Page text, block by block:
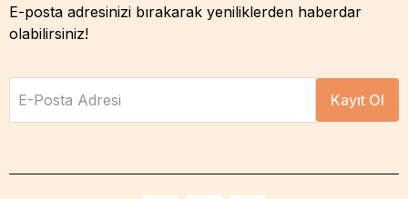
E-posta adresinizi bırakarak yeniliklerden haberdar
olabilirsiniz!
E-Posta Adresi Kayıt Ol